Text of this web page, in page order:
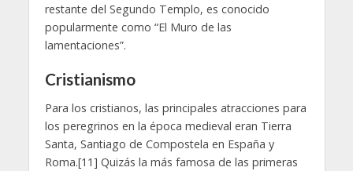
restante del Segundo Templo, es conocido
popularmente como “El Muro de las
lamentaciones”.
Cristianismo
Para los cristianos, las principales atracciones para
los peregrinos en la época medieval eran Tierra
Santa, Santiago de Compostela en España y
Roma.[11] Quizás la más famosa de las primeras